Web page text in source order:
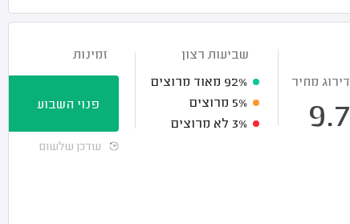
דירוג מחיר
9.7
שביעות רצון
92% מאוד מרוצים
5% מרוצים
3% לא מרוצים
זמינות
פנוי השבוע
עודכן שלשום